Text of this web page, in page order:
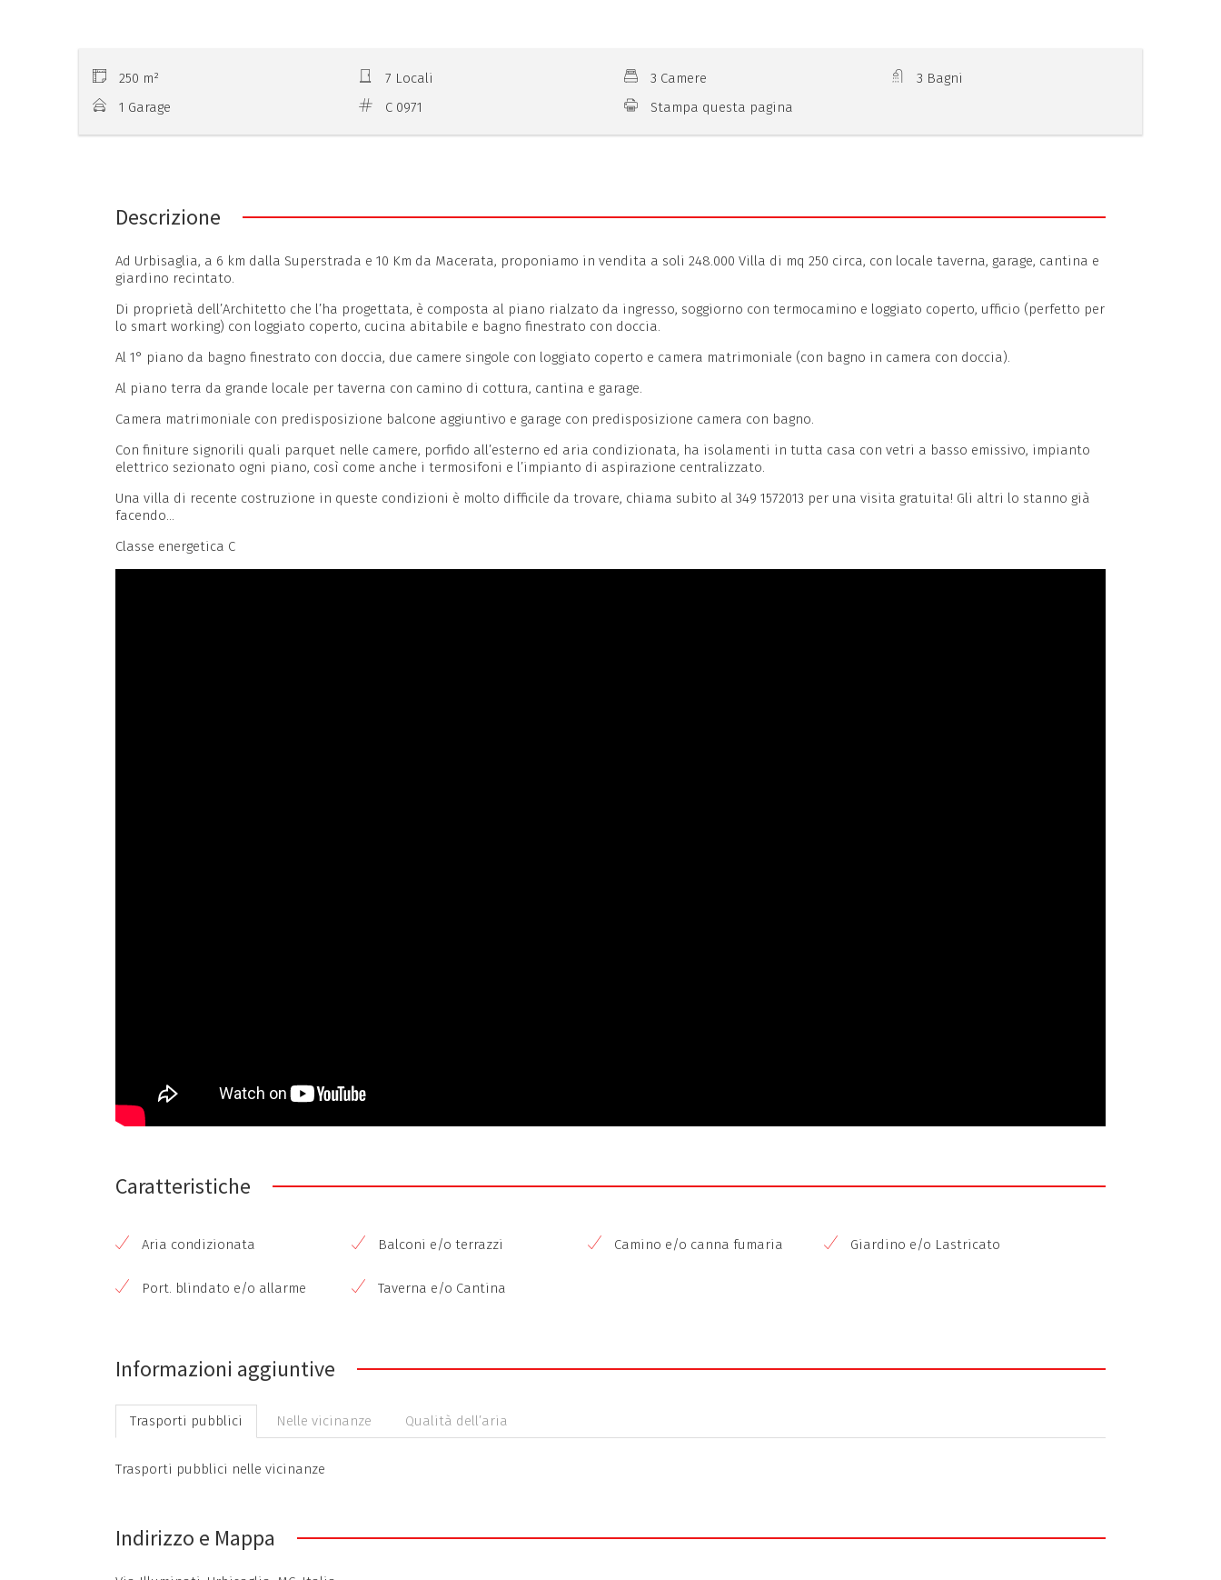
250 m² 7 Locali 3 Camere
3 Bagni
1 Garage
C 0971 Stampa questa pagina
Descrizione
Ad Urbisaglia, a 6 km dalla Superstrada e 10 Km da Macerata, proponiamo in vendita a soli 248.000 Villa di mq 250 circa, con locale taverna, garage, cantina e
giardino recintato.
Di proprietà dell’Architetto che l’ha progettata, è composta al piano rialzato da ingresso, soggiorno con termocamino e loggiato coperto, ufficio (perfetto per
lo smart working) con loggiato coperto, cucina abitabile e bagno finestrato con doccia.
Al 1° piano da bagno finestrato con doccia, due camere singole con loggiato coperto e camera matrimoniale (con bagno in camera con doccia).
Al piano terra da grande locale per taverna con camino di cottura, cantina e garage.
Camera matrimoniale con predisposizione balcone aggiuntivo e garage con predisposizione camera con bagno.
Con finiture signorili quali parquet nelle camere, porfido all’esterno ed aria condizionata, ha isolamenti in tutta casa con vetri a basso emissivo, impianto
elettrico sezionato ogni piano, così come anche i termosifoni e l’impianto di aspirazione centralizzato.
Una villa di recente costruzione in queste condizioni è molto difficile da trovare, chiama subito al 349 1572013 per una visita gratuita! Gli altri lo stanno già
facendo…
Classe energetica C
Caratteristiche
Aria condizionata Balconi e/o terrazzi Camino e/o canna fumaria Giardino e/o Lastricato
Port. blindato e/o allarme Taverna e/o Cantina
Informazioni aggiuntive
Trasporti pubblici Nelle vicinanze Qualità dell’aria
Trasporti pubblici nelle vicinanze
Indirizzo e Mappa